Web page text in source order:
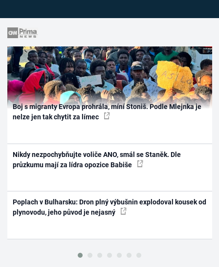
Boj s migranty Evropa prohrála, míní Stoniš. Podle Mlejnka je
nelze jen tak chytit za límec
Nikdy nezpochybňujte voliče ANO, smál se Staněk. Dle
průzkumu mají za lídra opozice Babiše
Poplach v Bulharsku: Dron plný výbušnin explodoval kousek od
plynovodu, jeho původ je nejasný